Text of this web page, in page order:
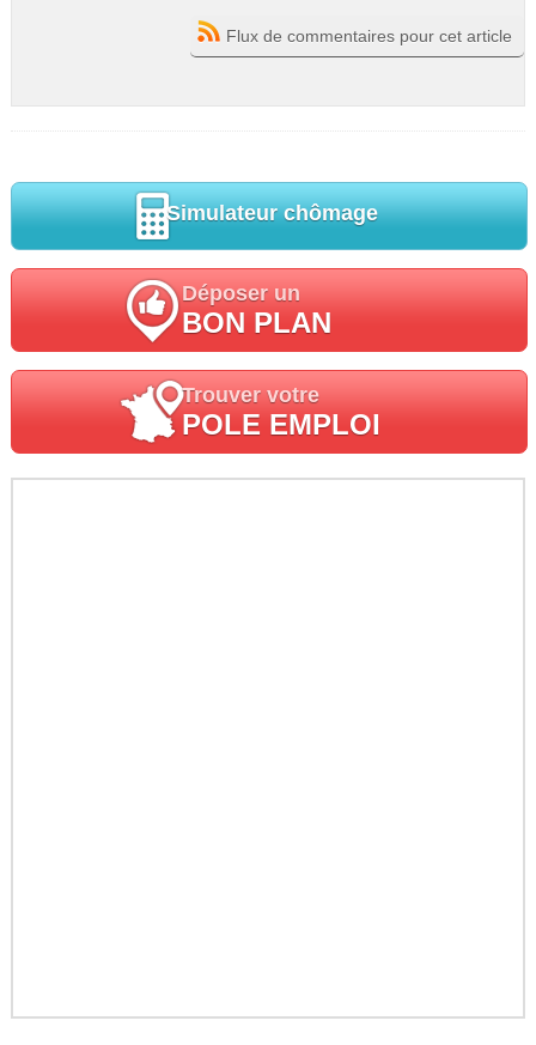
Flux de commentaires pour cet article
Simulateur chômage
Déposer un
BON PLAN
Trouver votre
POLE EMPLOI